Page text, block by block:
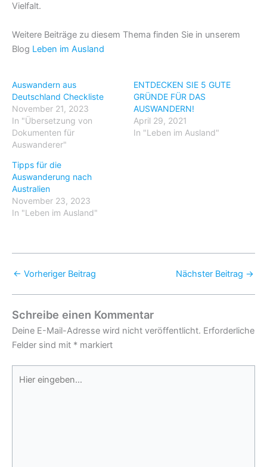
Vielfalt.
Weitere Beiträge zu diesem Thema finden Sie in unserem
Blog Leben im Ausland
Auswandern aus
Deutschland Checkliste
November 21, 2023
In "Übersetzung von
Dokumenten für
Auswanderer"
ENTDECKEN SIE 5 GUTE
GRÜNDE FÜR DAS
AUSWANDERN!
April 29, 2021
In "Leben im Ausland"
Tipps für die
Auswanderung nach
Australien
November 23, 2023
In "Leben im Ausland"
← Vorheriger Beitrag Nächster Beitrag →
Schreibe einen Kommentar
Deine E-Mail-Adresse wird nicht veröffentlicht. Erforderliche
Felder sind mit * markiert
eingeben…